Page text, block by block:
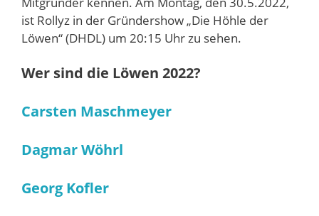
ist Rollyz in der Gründershow „Die Höhle der
Löwen“ (DHDL) um 20:15 Uhr zu sehen.
Wer sind die Löwen 2022?
Carsten Maschmeyer
Dagmar Wöhrl
Georg Kofler